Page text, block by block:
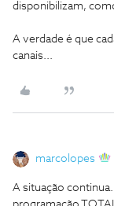
disponibilizam,
A verdade é que
canais...
marcolopes
A situação